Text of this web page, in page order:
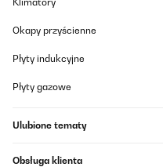
Okapy przyścienne
Płyty indukcyjne
Płyty gazowe
Ulubione tematy
Obsługa klienta